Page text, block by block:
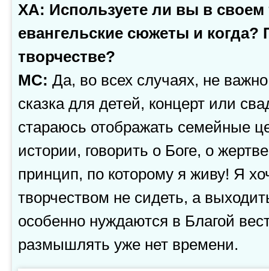
ХА: Используете ли вы в своем
евангельские сюжеты и когда?
творчестве?
МС: Да, во всех случаях, не
сказка для детей, концерт или
стараюсь отображать семейные
истории, говорить о Боге, о
принцип, по которому я живу! Я
творчеством не сидеть, а
особенно нуждаются в Благой
размышлять уже нет времени.